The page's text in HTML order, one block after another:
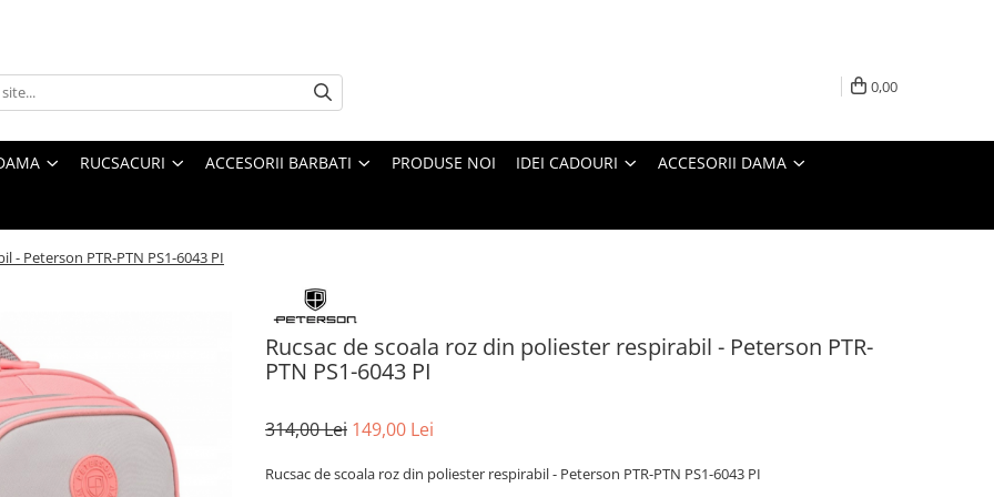
0,00
RUCSACURI ACCESORII BARBATI PRODUSE NOI IDEI CADOURI ACCESORII DAMA
- Peterson PTR-PTN PS1-6043 PI
Rucsac de scoala roz din poliester respirabil - Peterson PTR-
PTN PS1-6043 PI
314,00 Lei 149,00 Lei
Rucsac de scoala roz din poliester respirabil - Peterson PTR-PTN PS1-6043 PI